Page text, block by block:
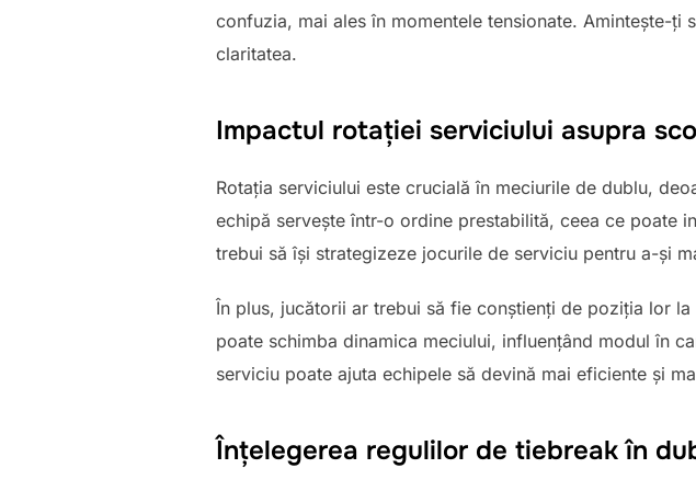
confuzia, mai ales în momentele tensionate. Amintește-
claritatea.
Impactul rotației serviciului asupra
Rotația serviciului este crucială în meciurile de dublu,
echipă servește într-o ordine prestabilită, ceea ce poate
trebui să își strategizeze jocurile de serviciu pentru a-și
În plus, jucătorii ar trebui să fie conștienți de poziția lor
poate schimba dinamica meciului, influențând modul în
serviciu poate ajuta echipele să devină mai eficiente și
Înțelegerea regulilor de tiebreak în